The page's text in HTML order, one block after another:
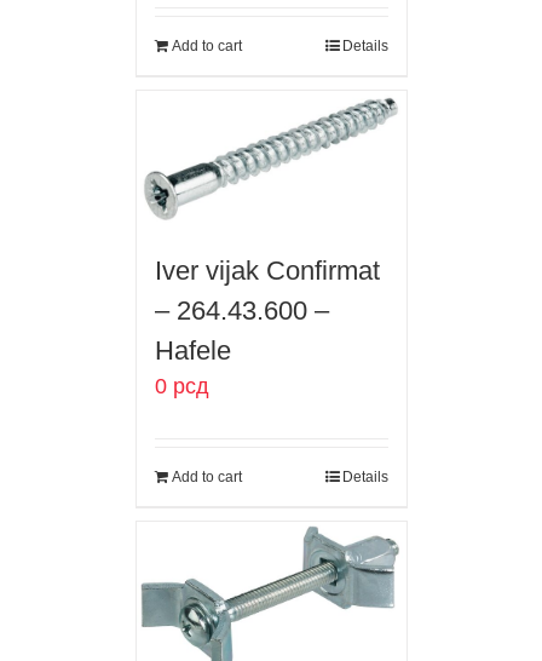
Add to cart Details
Iver vijak Confirmat
– 264.43.600 –
Hafele
0 рсд
Add to cart Details